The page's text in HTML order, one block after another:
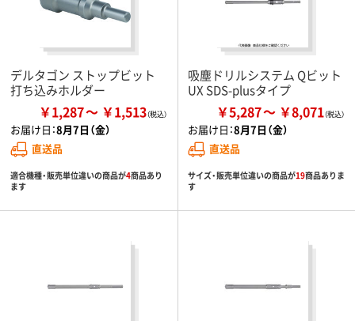
デルタゴン ストップビット
打ち込みホルダー
￥1,287 ￥1,513
お届け日：8月7日（金）
直送品
適合機種・販売単位違いの商品が4商品あり
ます
吸塵ドリルシステム Qビット
UX SDS-plusタイプ
￥5,287 ￥8,071
お届け日：8月7日（金）
直送品
サイズ・販売単位違いの商品が19商品ありま
す